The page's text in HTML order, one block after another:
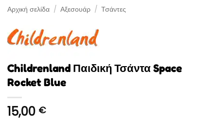
Αρχική σελίδα / Αξεσουάρ / Τσάντες
Childrenland Παιδική Τσάντα Space
Rocket Blue
15,00 €